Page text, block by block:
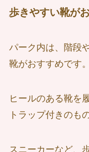
歩きやすい靴が
パーク内は、階段
靴がおすすめです。
ヒールのある靴を
トラップ付きのも
スニーカーなど、